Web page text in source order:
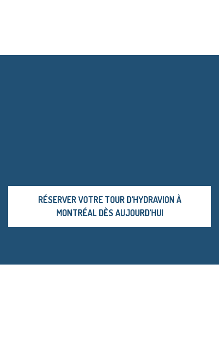
RÉSERVER VOTRE TOUR D'HYDRAVION À
MONTRÉAL DÈS AUJOURD'HUI